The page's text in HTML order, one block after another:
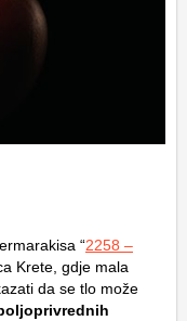
“2258 –
Krete, gdje mala
da se tlo može